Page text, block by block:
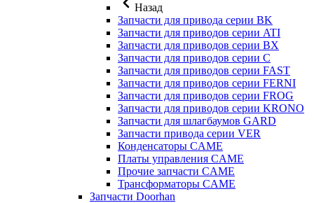
Назад
Запчасти для привода серии BK
Запчасти для приводов серии ATI
Запчасти для приводов серии BX
Запчасти для приводов серии C
Запчасти для приводов серии FAST
Запчасти для приводов серии FERNI
Запчасти для приводов серии FROG
Запчасти для приводов серии KRONO
Запчасти для шлагбаумов GARD
Запчасти привода серии VER
Конденсаторы CAME
Платы управления CAME
Прочие запчасти CAME
Трансформаторы CAME
Запчасти Doorhan